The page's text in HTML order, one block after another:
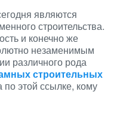
являются
строительства.
и конечно же
незаменимым
различного рода
строительных
этой ссылке, кому